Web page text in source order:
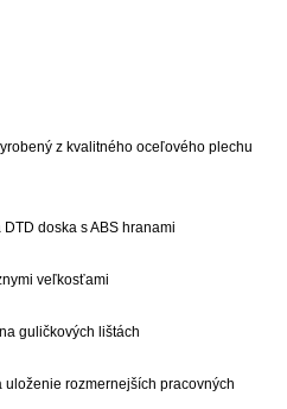
z kvalitného oceľového plechu
doska s ABS hranami
veľkosťami
guličkových lištách
rozmernejších pracovných